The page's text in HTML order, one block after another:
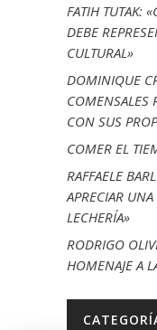
FATIH TUTAK:
DEBE
CULTURAL»
DOMINIQUE
COMENSALES
CON SUS
COMER EL
RAFFAELE
APRECIAR
LECHERÍA»
RODRIGO
HOMENAJE A